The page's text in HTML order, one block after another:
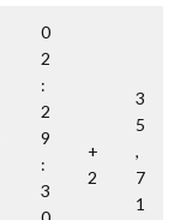
0
2
:
2
9
:
3
+
2
3
5
,
7
1